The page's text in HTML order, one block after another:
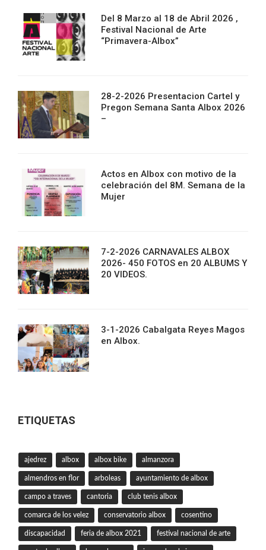
Del 8 Marzo al 18 de Abril 2026 ,
Festival Nacional de Arte
“Primavera-Albox”
28-2-2026 Presentacion Cartel y
Pregon Semana Santa Albox 2026
–
Actos en Albox con motivo de la
celebración del 8M. Semana de la
Mujer
7-2-2026 CARNAVALES ALBOX
2026- 450 FOTOS en 20 ALBUMS Y
20 VIDEOS.
3-1-2026 Cabalgata Reyes Magos
en Albox.
ETIQUETAS
ajedrez albox albox bike almanzora
almendros en flor arboleas ayuntamiento de albox
campo a traves cantoria club tenis albox
comarca de los velez conservatorio albox cosentino
discapacidad feria de albox 2021 festival nacional de arte